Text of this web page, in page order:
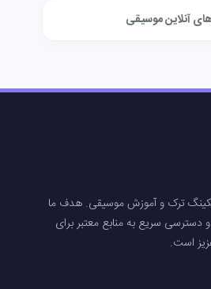
آنلاین موسیقی
ترک و آموزش موسیقی. هدف ما
دسترسی سریع به منابع معتبر برای
است.